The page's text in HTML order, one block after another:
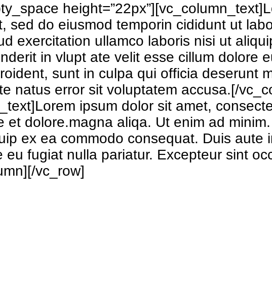
sed do eiusmod temporin cididunt ut
exercitation ullamco laboris nisi ut
in vlupt ate velit esse cillum dolore
sunt in culpa qui officia deserunt
natus error sit voluptatem accusa.[/
ipsum dolor sit amet,
et dolore.magna aliqa. Ut enim ad
ex ea commodo consequat. Duis aute
eu fugiat nulla pariatur. Excepteur sint
vc_row]